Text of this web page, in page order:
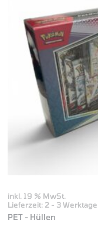
inkl. 19 % MwSt.
Lieferzeit: 2 - 3 Werktage
PET - Hüllen